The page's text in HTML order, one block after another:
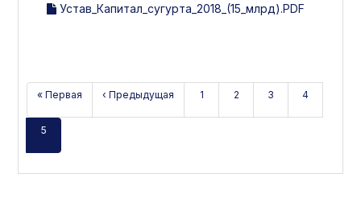
Устав_Капитал_сугурта_2018_(15_млрд).PDF
« Первая ‹ Предыдущая 1 2 3 4
5